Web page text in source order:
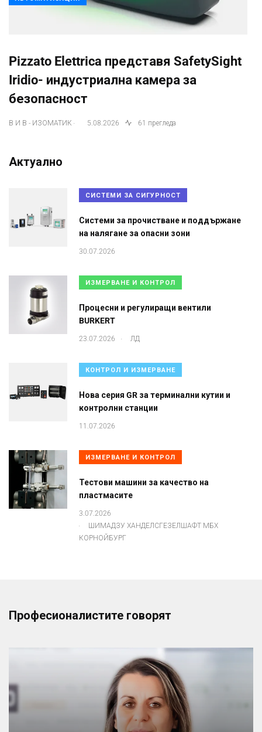
Pizzato Elettrica представя SafetySight
Iridio- индустриална камера за
безопасност
В И В - ИЗОМАТИК . 5.08.2026 61 прегледа
Актуално
СИСТЕМИ ЗА СИГУРНОСТ
Системи за прочистване и поддържане
на налягане за опасни зони
30.07.2026
ИЗМЕРВАНЕ И КОНТРОЛ
Процесни и регулиращи вентили
BURKERT
23.07.2026 . ЛД
КОНТРОЛ И ИЗМЕРВАНЕ
Нова серия GR за терминални кутии и
контролни станции
11.07.2026
ИЗМЕРВАНЕ И КОНТРОЛ
Тестови машини за качество на
пластмасите
3.07.2026
.
ШИМАДЗУ ХАНДЕЛСГЕЗЕЛШАФТ МБХ
КОРНОЙБУРГ
Професионалистите говорят